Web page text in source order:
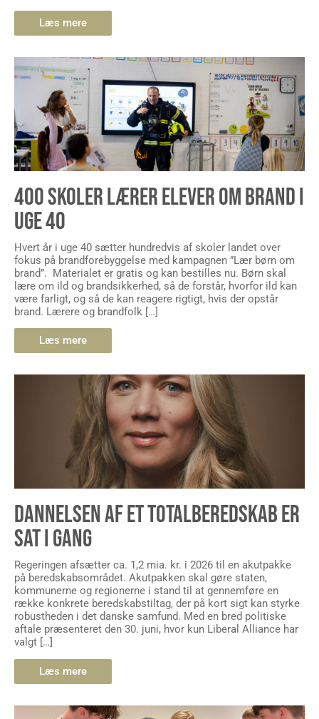
Læs mere
400 SKOLER LÆRER ELEVER OM BRAND I
UGE 40
Hvert år i uge 40 sætter hundredvis af skoler landet over
fokus på brandforebyggelse med kampagnen ”Lær børn om
brand”. Materialet er gratis og kan bestilles nu. Børn skal
lære om ild og brandsikkerhed, så de forstår, hvorfor ild kan
være farligt, og så de kan reagere rigtigt, hvis der opstår
brand. Lærere og brandfolk […]
Læs mere
DANNELSEN AF ET TOTALBEREDSKAB ER
SAT I GANG
Regeringen afsætter ca. 1,2 mia. kr. i 2026 til en akutpakke
på beredskabsområdet. Akutpakken skal gøre staten,
kommunerne og regionerne i stand til at gennemføre en
række konkrete beredskabstiltag, der på kort sigt kan styrke
robustheden i det danske samfund. Med en bred politiske
aftale præsenteret den 30. juni, hvor kun Liberal Alliance har
valgt […]
Læs mere